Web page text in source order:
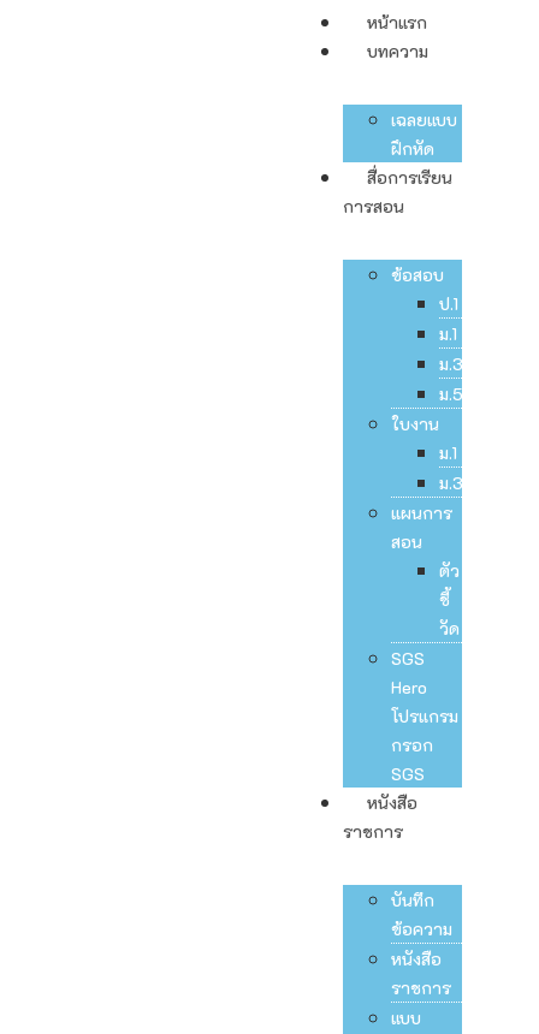
หน้าแรก
บทความ
เฉลยแบบ
ฝึกหัด
สื่อการเรียน
การสอน
ข้อสอบ
ป.1
ม.1
ม.3
ม.5
ใบงาน
ม.1
ม.3
แผนการ
สอน
ตัว
ชี้
วัด
SGS
Hero
โปรแกรม
กรอก
SGS
หนังสือ
ราชการ
บันทึก
ข้อความ
หนังสือ
ราชการ
แบบ